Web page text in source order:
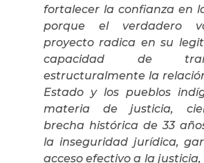
fortalecer la confianza en
porque el verdadero
proyecto radica en su
capacidad de
estructuralmente la
Estado y los pueblos
materia de justicia,
brecha histórica de 33
la inseguridad jurídica,
acceso efectivo a la